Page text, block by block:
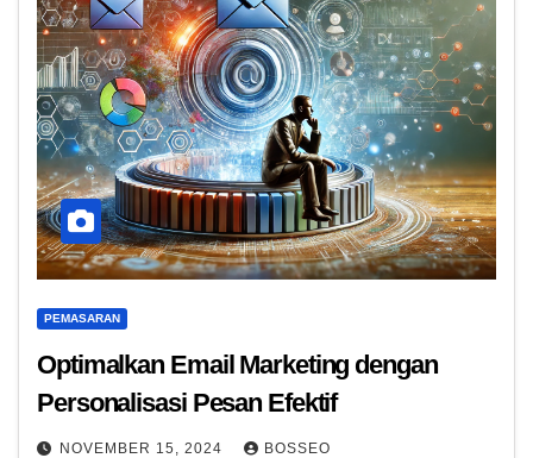
PEMASARAN
Optimalkan Email Marketing dengan
Personalisasi Pesan Efektif
NOVEMBER 15, 2024 BOSSEO